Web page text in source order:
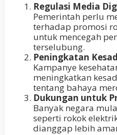
Regulasi Media
Pemerintah perlu
terhadap promosi
untuk mencegah
terselubung.
Peningkatan
Kampanye
meningkatkan
tentang bahaya
Dukungan untuk
Banyak negara
seperti rokok
dianggap lebih